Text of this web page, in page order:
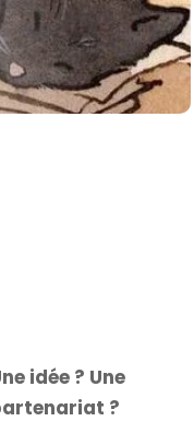
idée ? Une
?